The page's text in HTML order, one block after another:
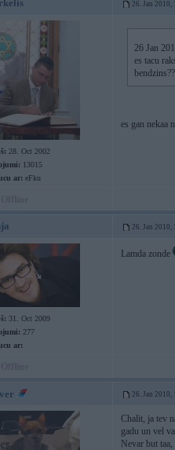
26. Jan 2010,
28. Oct 2002
13015
ar: eFku
26 Jan
es tacu
es gan nekaa
26. Jan 2010,
31. Oct 2009
277
ar:
Lamda zonde
26. Jan 2010,
Chalit, ja tev
gadu un vel
Nevar but